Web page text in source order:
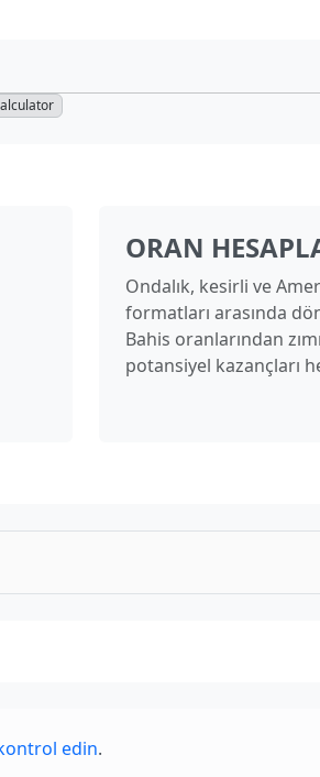
ORAN
Ondalık, kesirli ve
formatları arasında
Bahis oranlarından
potansiyel kazançları
edin.